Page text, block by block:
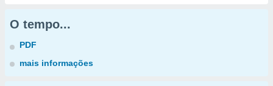
O tempo...
PDF
mais informações